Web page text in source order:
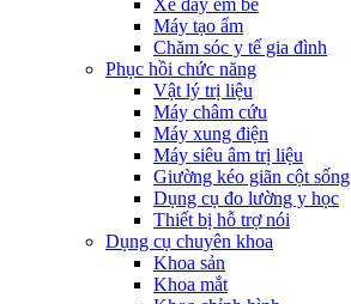
Xe đẩy em bé
Máy tạo ẩm
Chăm sóc y tế gia đình
Phục hồi chức năng
Vật lý trị liệu
Máy châm cứu
Máy xung điện
Máy siêu âm trị liệu
Giường kéo giãn cột sống
Dụng cụ đo lường y học
Thiết bị hỗ trợ nói
Dụng cụ chuyên khoa
Khoa sản
Khoa mắt